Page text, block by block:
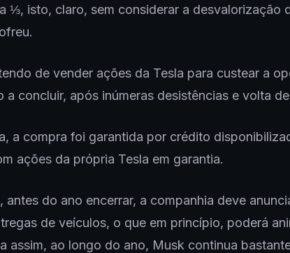
⅓, isto, claro, sem considerar a desvalorização
de vender ações da Tesla para custear a
a concluir, após inúmeras desistências e volta
a compra foi garantida por crédito
ações da própria Tesla em garantia.
antes do ano encerrar, a companhia deve
de veículos, o que em princípio, poderá
assim, ao longo do ano, Musk continua